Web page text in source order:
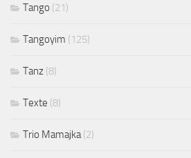
Tango (21)
Tangoyim (125)
Tanz (8)
Texte (8)
Trio Mamajka(2)